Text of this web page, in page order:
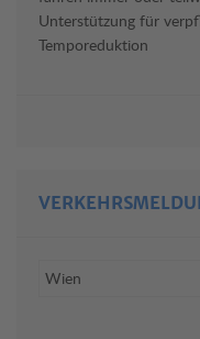
Unterstützung für
Temporeduktion